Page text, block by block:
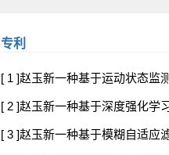
专利
[ 1 ]赵玉新一种基于运动状态监
[ 2 ]赵玉新一种基于深度强化学
[ 3 ]赵玉新一种基于模糊自适应